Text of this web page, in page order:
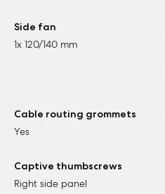
Side fan
1x 120/140 mm
Cable routing grommets
Yes
Captive thumbscrews
Right side panel